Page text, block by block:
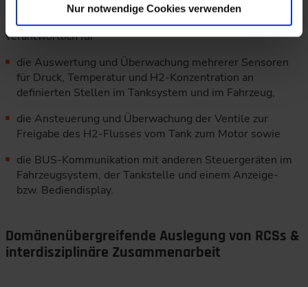
Nur notwendige Cookies verwenden
Eine Steuereinheit für das H2-Tanksystem ist dabei
verantwortlich für
die Auswertung und Überwachung mehrerer Sensoren
für Druck, Temperatur und H2-Konzentration an
definierten Stellen im Tanksystem und im Fahrzeug,
die Ansteuerung und Überwachung der Ventile zur
Freigabe des H2-Flusses vom Tank zum Motor sowie
die BUS-Kommunikation mit anderen Steuergeräten im
Fahrzeugsystem, der Tankstelle und einem Anzeige-
bzw. Bediendisplay.
Domänenübergreifende Auslegung von RCSs &
interdisziplinäre Zusammenarbeit